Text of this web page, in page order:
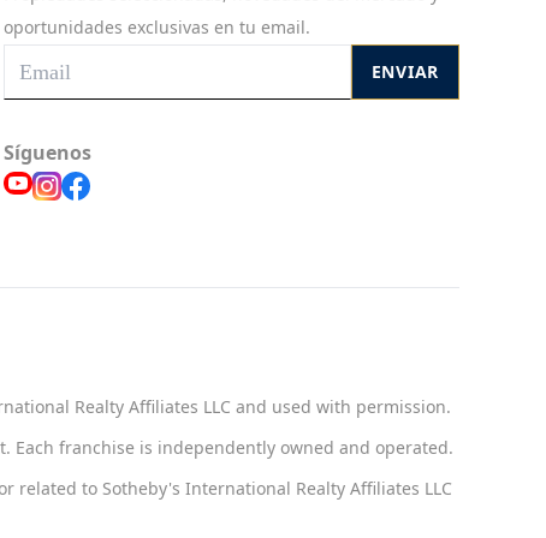
oportunidades exclusivas en tu email.
ENVIAR
Síguenos
Realty Affiliates LLC and used with permission.
Each franchise is independently owned and operated.
to Sotheby's International Realty Affiliates LLC